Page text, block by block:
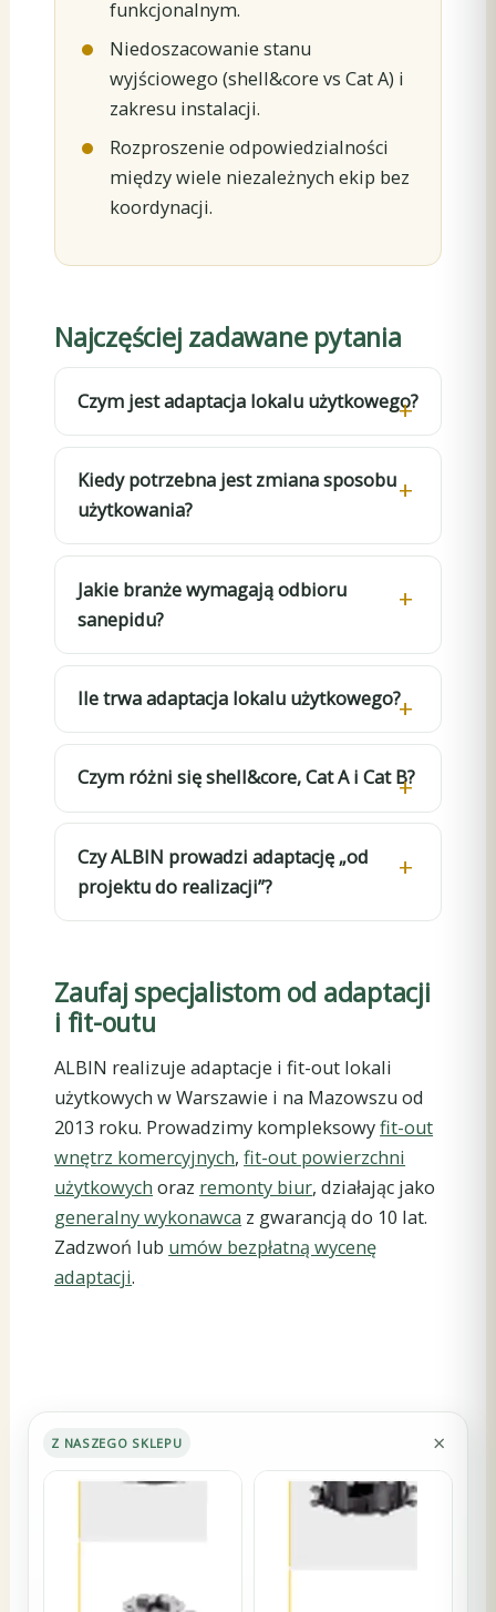
funkcjonalnym.
Niedoszacowanie stanu
wyjściowego (shell&core vs Cat A) i
zakresu instalacji.
Rozproszenie odpowiedzialności
między wiele niezależnych ekip bez
koordynacji.
Najczęściej zadawane pytania
Czym jest adaptacja lokalu użytkowego?
Kiedy potrzebna jest zmiana sposobu
użytkowania?
Jakie branże wymagają odbioru
sanepidu?
Ile trwa adaptacja lokalu użytkowego?
Czym różni się shell&core, Cat A i Cat B?
Czy ALBIN prowadzi adaptację „od
projektu do realizacji”?
Zaufaj specjalistom od adaptacji
i fit-outu
ALBIN realizuje adaptacje i fit-out lokali
użytkowych w Warszawie i na Mazowszu od
2013 roku. Prowadzimy kompleksowyfit-out
wnętrz komercyjnych,fit-out powierzchni
użytkowych oraz remonty biur, działając jako
generalny wykonawca z gwarancją do 10 lat.
Zadzwoń lub umów bezpłatną wycenę
adaptacji.
Z NASZEGO SKLEPU ×